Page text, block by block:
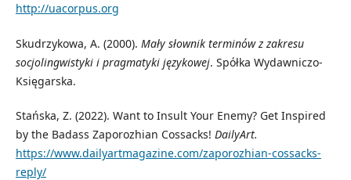
http://uacorpus.org
Skudrzykowa, A. (2000). Mały słownik terminόw z zakresu
socjolingwistyki i pragmatyki językowej. Spόłka Wydawniczo-
Księgarska.
Stańska, Z. (2022). Want to Insult Your Enemy? Get Inspired
by the Badass Zaporozhian Cossacks! DailyArt.
https://www.dailyartmagazine.com/zaporozhian-cossacks-
reply/